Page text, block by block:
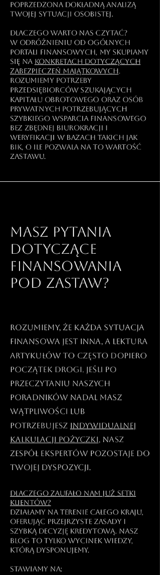
poprzedzona dokładną analizą
Twojej sytuacji osobistej.
Dlaczego warto nas czytać?
W odróżnieniu od ogólnych
portali finansowych, my skupiamy
się na konkretach dotyczących
zabezpieczeń majątkowych
Rozumiemy potrzeby
przedsiębiorców szukających
kapitału obrotowego oraz osób
prywatnych potrzebujących
szybkiego wsparcia finansowego
bez zbędnej biurokracji i
weryfikacji w bazach takich jak
BIK, o ile pozwala na to wartość
zastawu.
Masz pytania
dotyczące
finansowania
pod zastaw?
Rozumiemy, że każda sytuacja
finansowa jest inna, a lektura
artykułów to często dopiero
początek drogi. Jeśli po
przeczytaniu naszych
poradników nadal masz
wątpliwości lub
potrzebujesz indywidualnej
kalkulacji pożyczki, nasz
zespół ekspertów pozostaje do
Twojej dyspozycji.
Dlaczego zaufało nam już setki
klientów?
Działamy na terenie całego kraju,
oferując przejrzyste zasady i
szybką decyzję kredytową. Nasz
blog to tylko wycinek wiedzy,
którą dysponujemy.
Stawiamy na: